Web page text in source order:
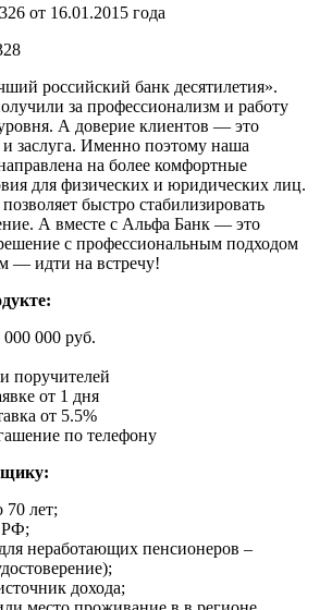
от 16.01.2015 года
российский банк десятилетия».
за профессионализм и работу
А доверие клиентов — это
заслуга. Именно поэтому наша
на более комфортные
для физических и юридических лиц.
быстро стабилизировать
А вместе с Альфа Банк — это
с профессиональным подходом
— идти на встречу!
000 руб.
поручителей
от 1 дня
от 5.5%
по телефону
70 лет;
РФ;
неработающих пенсионеров –
дохода;